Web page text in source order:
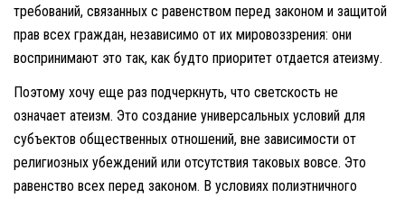
требований, связанных с равенством перед законом и защитой
прав всех граждан, независимо от их мировоззрения: они
воспринимают это так, как будто приоритет отдается атеизму.
Поэтому хочу еще раз подчеркнуть, что светскость не
означает атеизм. Это создание универсальных условий для
субъектов общественных отношений, вне зависимости от
религиозных убеждений или отсутствия таковых вовсе. Это
равенство всех перед законом. В условиях полиэтничного